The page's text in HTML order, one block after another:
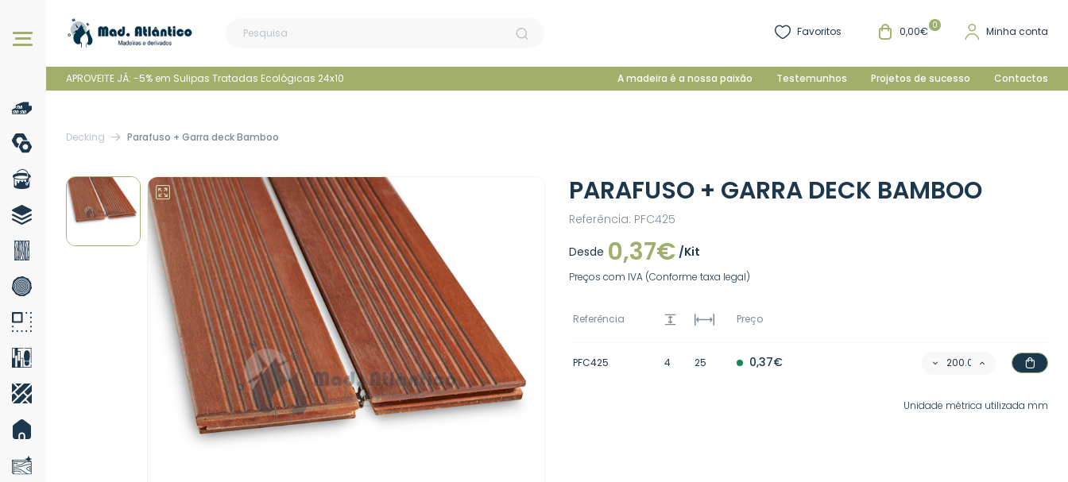
Favoritos 0,00€ 0 Minha conta
APROVEITE JÁ: -5% em Sulipas Tratadas Ecológicas 24x10 A madeira é a nossa paixão Testemunhos Projetos de sucesso Contactos
Os nossos produtos
Decking Parafuso + Garra deck Bamboo
PARAFUSO + GARRA DECK BAMBOO
Referência: PFC425
Desde 0,37€ /Kit
Preços com IVA (Conforme taxa legal)
Referência Preço
PFC425 4 25 0,37€
Unidade métrica utilizada mm